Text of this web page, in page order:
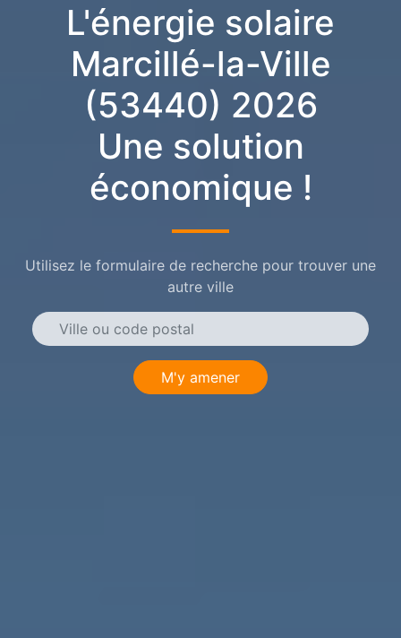
L'énergie solaire
Marcillé-la-Ville
(53440) 2026
Une solution
économique !
Utilisez le formulaire de recherche pour trouver une
autre ville
M'y amener